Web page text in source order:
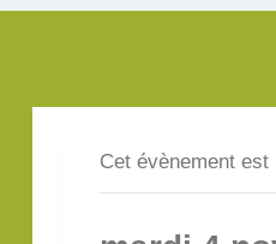
Cet évènement est